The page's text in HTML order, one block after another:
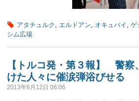
アタチュルク , エルドアン, オキュパイ , ゲ
シム広場
【トルコ発・第３報】 警察
けた人々に催涙弾浴びせる
2013年6月12日 06:06